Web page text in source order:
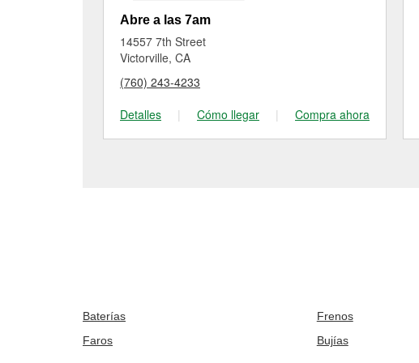
Abre a las 7am
14557 7th Street
Victorville, CA
(760) 243-4233
Detalles
| Cómo llegar | Compra ahora
Baterías Frenos
Faros
Bujías